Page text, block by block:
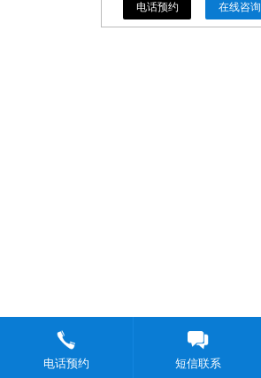
电话预约 短信联系
电话预约 在线咨询